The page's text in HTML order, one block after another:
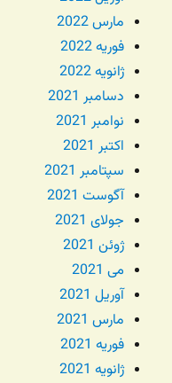
مارس 2022
فوریه 2022
ژانویه 2022
دسامبر 2021
نوامبر 2021
اکتبر 2021
سپتامبر 2021
آگوست 2021
جولای 2021
ژوئن 2021
می 2021
آوریل 2021
مارس 2021
فوریه 2021
ژانویه 2021